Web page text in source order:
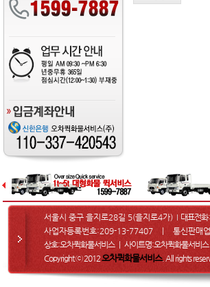
서울시 중구 을지로28길 5(을지로4가) I 대표전화:
사업자등록번호:209-13-77407 ㅣ 통신판매
상호:오차퀵화물서비스 ㅣ 사이트명:오차퀵화물서비스
Copyright ⓒ 2012오차퀵화물서비스. All rights